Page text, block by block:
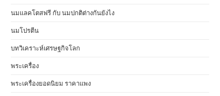
นมแลคโตสฟรี กับ นมปกติต่างกันยังไง
นมโปรตีน
บทวิเคราะห์เศรษฐกิจโลก
พระเครื่อง
พระเครื่องยอดนิยม ราคาแพง